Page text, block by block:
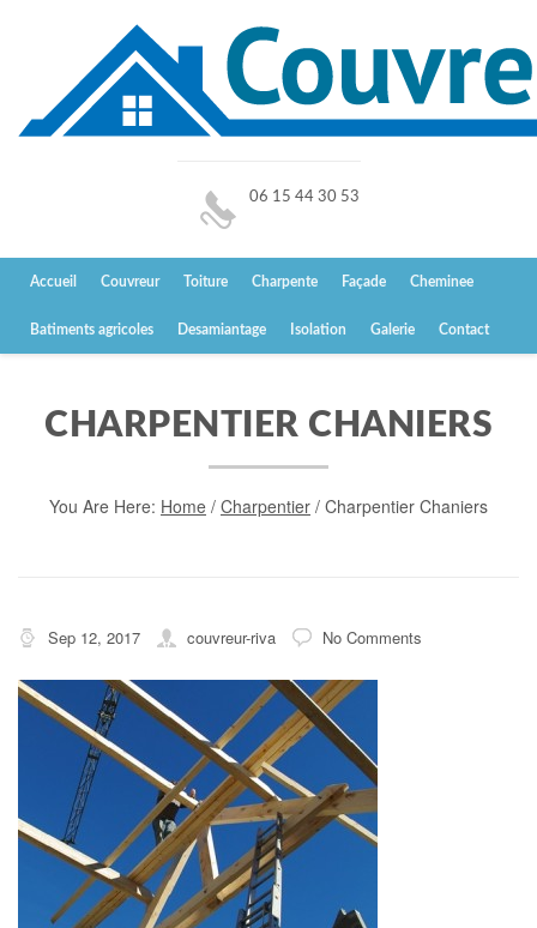
06 15 44 30 53
Accueil Couvreur Toiture Charpente Façade Cheminee
Batiments agricoles Desamiantage Isolation Galerie Contact
CHARPENTIER CHANIERS
You Are Here: Home / Charpentier / Charpentier Chaniers
Sep 12, 2017 couvreur-riva No Comments